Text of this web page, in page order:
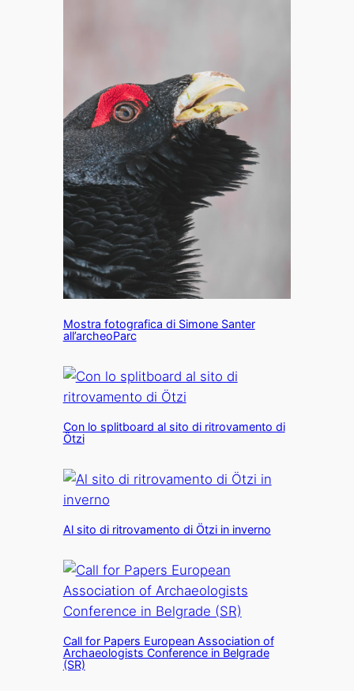
Mostra fotografica di Simone Santer
all’archeoParc
Con lo splitboard al sito di ritrovamento di
Ötzi
Al sito di ritrovamento di Ötzi in inverno
Call for Papers European Association of
Archaeologists Conference in Belgrade
(SR)